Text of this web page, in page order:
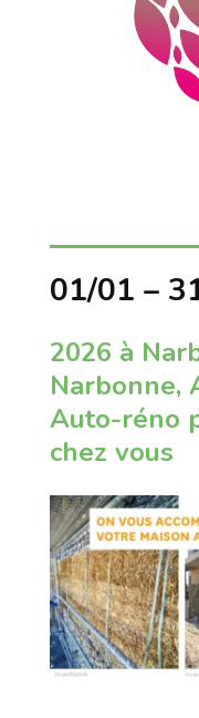
01/01 –
2026 à
Narbonne,
Auto-réno
chez vous